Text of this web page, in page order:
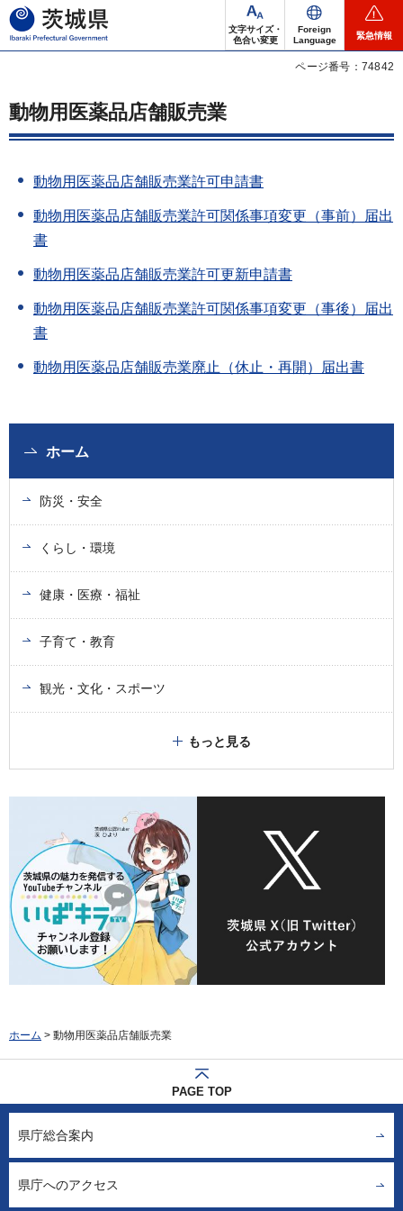
茨城県
文字サイズ・
色合い変更
Foreign
Language
緊急情報
ページ番号：74842
動物用医薬品店舗販売業
動物用医薬品店舗販売業許可申請書
動物用医薬品店舗販売業許可関係事項変更（事前）届出
書
動物用医薬品店舗販売業許可更新申請書
動物用医薬品店舗販売業許可関係事項変更（事後）届出
書
動物用医薬品店舗販売業廃止（休止・再開）届出書
ホーム
防災・安全
くらし・環境
健康・医療・福祉
子育て・教育
観光・文化・スポーツ
もっと見る
ホーム > 動物用医薬品店舗販売業
PAGE TOP
県庁総合案内
県庁へのアクセス